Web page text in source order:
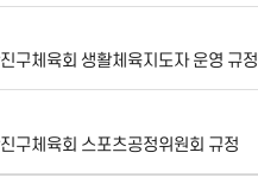
구체육회 생활체육지도자 운영 규정
구체육회 스포츠공정위원회 규정